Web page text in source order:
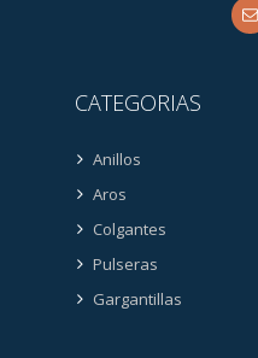
CATEGORIAS
Anillos
Aros
Colgantes
Pulseras
Gargantillas